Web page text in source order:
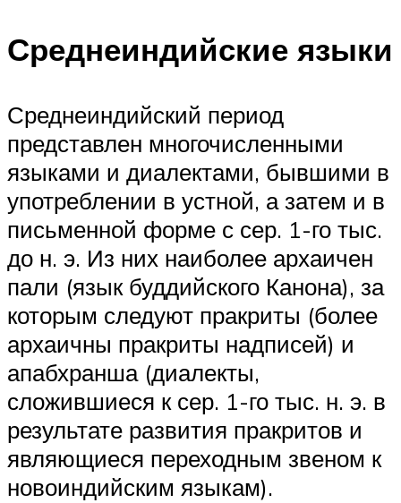
Среднеиндийские языки
Среднеиндийский период
представлен многочисленными
языками и диалектами, бывшими в
употреблении в устной, а затем и в
письменной форме с сер. 1-го тыс.
до н. э. Из них наиболее архаичен
пали (язык буддийского Канона), за
которым следуют пракриты (более
архаичны пракриты надписей) и
апабхранша (диалекты,
сложившиеся к сер. 1-го тыс. н. э. в
результате развития пракритов и
являющиеся переходным звеном к
новоиндийским языкам).